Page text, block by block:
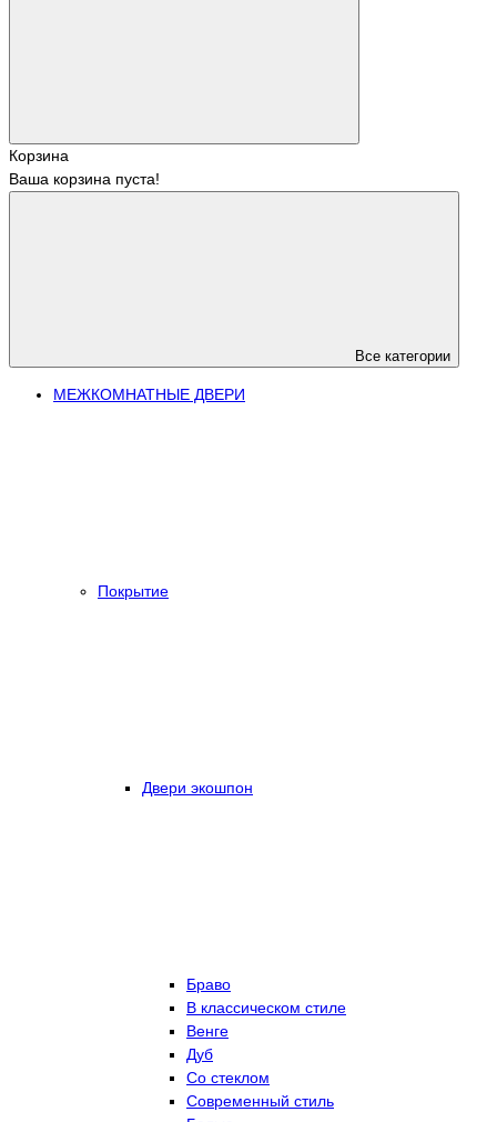
Корзина
Ваша корзина пуста!
Все категории
МЕЖКОМНАТНЫЕ ДВЕРИ
Покрытие
Двери экошпон
Браво
В классическом стиле
Венге
Дуб
Со стеклом
Современный стиль